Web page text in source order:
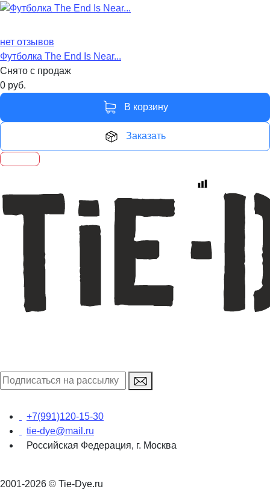
нет отзывов
Футболка The End Is Near...
Снято с продаж
0 руб.
В корзину
Заказать
+7(991)120-15-30
tie-dye@mail.ru
Российская Федерация, г. Москва
2001-2026 © Tie-Dye.ru